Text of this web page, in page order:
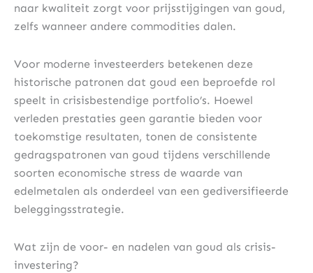
naar kwaliteit zorgt voor prijsstijgingen van goud,
zelfs wanneer andere commodities dalen.
Voor moderne investeerders betekenen deze
historische patronen dat goud een beproefde rol
speelt in crisisbestendige portfolio’s. Hoewel
verleden prestaties geen garantie bieden voor
toekomstige resultaten, tonen de consistente
gedragspatronen van goud tijdens verschillende
soorten economische stress de waarde van
edelmetalen als onderdeel van een gediversifieerde
beleggingsstrategie.
Wat zijn de voor- en nadelen van goud als crisis-
investering?